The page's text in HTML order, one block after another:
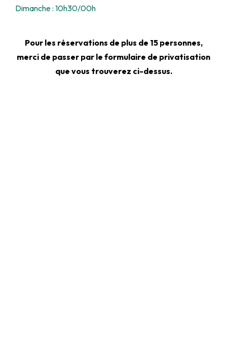
Dimanche : 10h30/00h
Pour les réservations de plus de 15 personnes,
merci de passer par le formulaire de privatisation
que vous trouverez ci-dessus.